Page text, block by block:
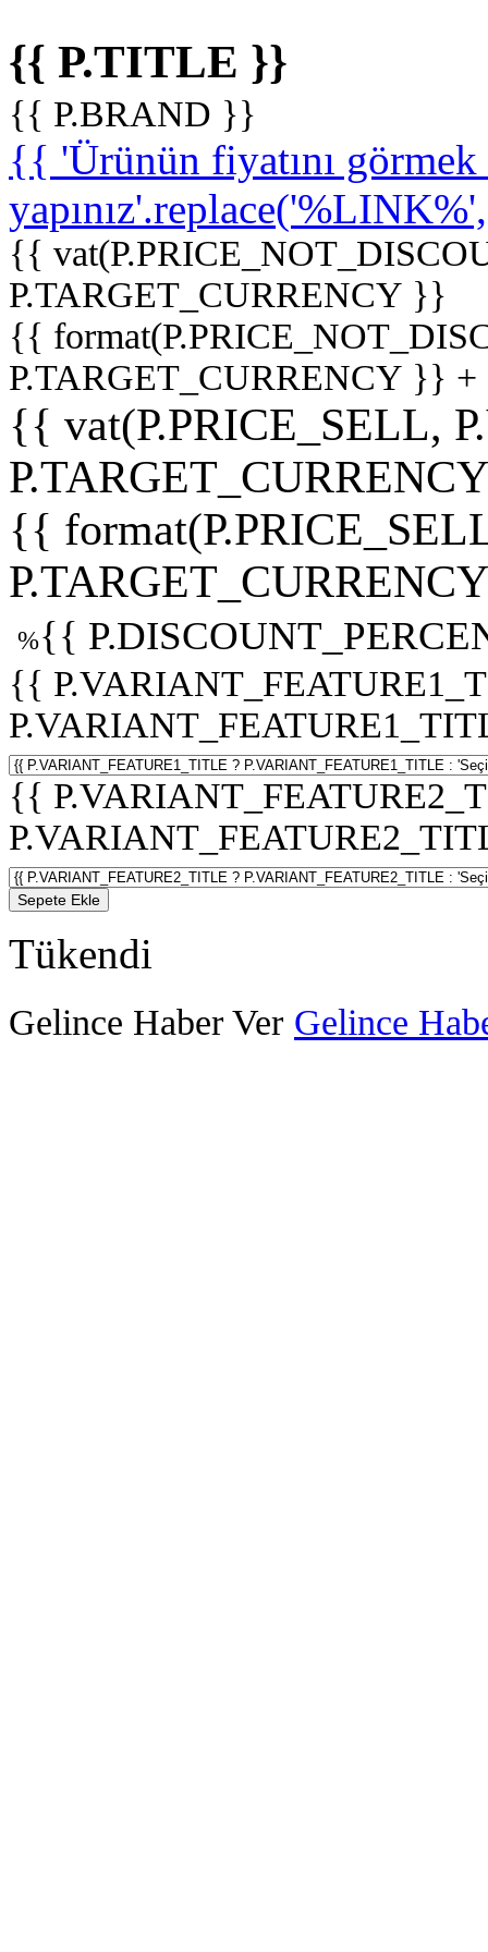
{{ P.TITLE }}
{{ P.BRAND }}
{{ 'Ürünün fiyatını
{{
P.TARGET_CURRENCY }}
{{
P.TARGET_CURRENCY }}
{{ vat(P.PRICE_SELL,
{{
%{{
{{
{{
Sepete Ekle
Tükendi
Gelince Haber Ver Gelince